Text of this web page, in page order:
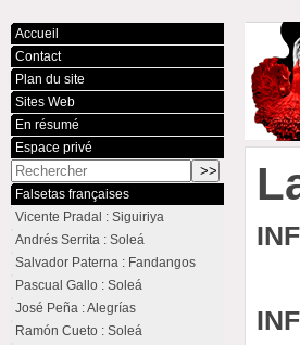
Accueil
Contact
Plan du site
Sites Web
En résumé
Espace privé
Falsetas françaises
Vicente Pradal : Siguiriya
Andrés Serrita : Soleá
Salvador Paterna : Fandangos
Pascual Gallo : Soleá
José Peña : Alegrías
Ramón Cueto : Soleá